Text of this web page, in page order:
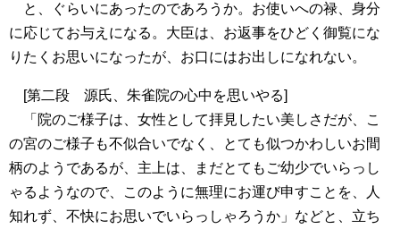
と、ぐらいにあったのであろうか。お使いへの禄、身分
に応じてお与えになる。大臣は、お返事をひどく御覧にな
りたくお思いになったが、お口にはお出しになれない。
[第二段 源氏、朱雀院の心中を思いやる]
「院のご様子は、女性として拝見したい美しさだが、こ
の宮のご様子も不似合いでなく、とても似つかわしいお間
柄のようであるが、主上は、まだとてもご幼少でいらっし
ゃるようなので、このように無理にお運び申すことを、人
知れず、不快にお思いでいらっしゃろうか」などと、立ち